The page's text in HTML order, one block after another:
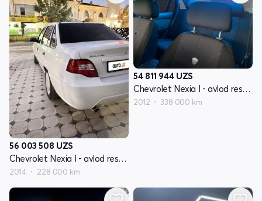
56 003 508 UZS
Chevrolet Nexia I - avlod restayling
2014 228 000 km
54 811 944 UZS
Chevrolet Nexia I - avlod restayling
2012 338 000 km